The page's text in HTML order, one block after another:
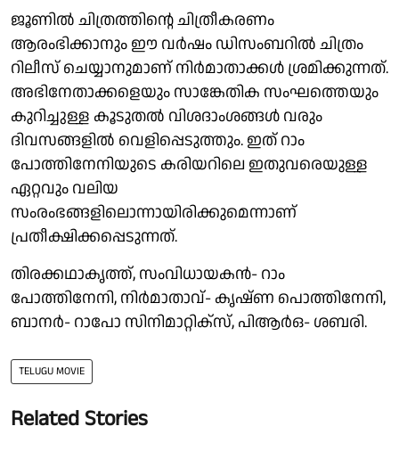
ജൂണിൽ ചിത്രത്തിന്റെ ചിത്രീകരണം
ആരംഭിക്കാനും ഈ വർഷം ഡിസംബറിൽ ചിത്രം
റിലീസ് ചെയ്യാനുമാണ് നിർമാതാക്കൾ ശ്രമിക്കുന്നത്.
അഭിനേതാക്കളെയും സാങ്കേതിക സംഘത്തെയും
കുറിച്ചുള്ള കൂടുതൽ വിശദാംശങ്ങൾ വരും
ദിവസങ്ങളിൽ വെളിപ്പെടുത്തും. ഇത് റാം
പോത്തിനേനിയുടെ കരിയറിലെ ഇതുവരെയുള്ള
ഏറ്റവും വലിയ
സംരംഭങ്ങളിലൊന്നായിരിക്കുമെന്നാണ്
പ്രതീക്ഷിക്കപ്പെടുന്നത്.
തിരക്കഥാകൃത്ത്, സംവിധായകൻ- റാം
പോത്തിനേനി, നിർമാതാവ്- കൃഷ്ണ പൊത്തിനേനി,
ബാനർ- റാപോ സിനിമാറ്റിക്സ്, പിആർഒ- ശബരി.
TELUGU MOVIE
Related Stories